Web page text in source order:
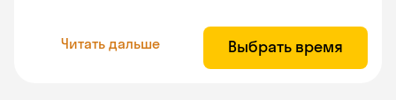
Читать дальше Выбрать время